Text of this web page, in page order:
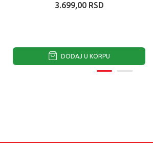
3.699,00 RSD
DODAJ U KORPU